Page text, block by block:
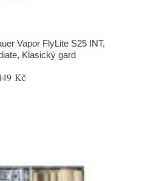
Vapor FlyLite S25 INT,
Klasický gard
Kč